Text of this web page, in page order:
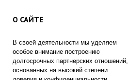
О САЙТЕ
В своей деятельности мы уделяем
особое внимание построению
долгосрочных партнерских отношений,
основанных на высокий степени